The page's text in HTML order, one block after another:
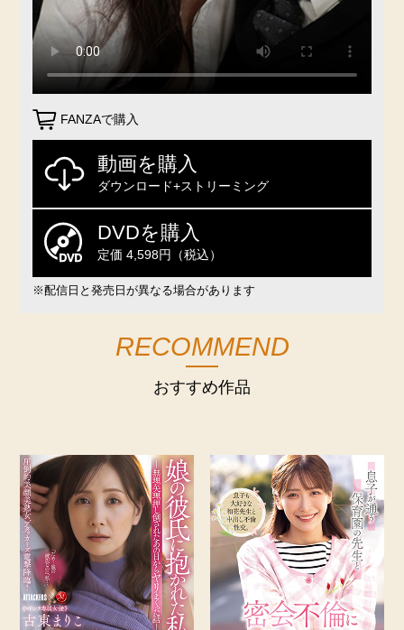
FANZAで購入
動画を購入
ダウンロード+ストリーミング
DVDを購入
定価 4,598円（税込）
※配信日と発売日が異なる場合があります
RECOMMEND
おすすめ作品